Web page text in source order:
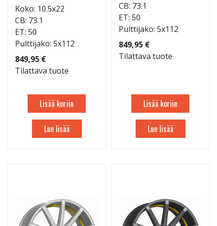
Koko: 10.5x22
CB: 73.1
ET: 50
Pulttijako: 5x112
849,95 €
Tilattava tuote
Lisää koriin
Lue lisää
CB: 73.1
ET: 50
Pulttijako: 5x112
849,95 €
Tilattava tuote
Lisää koriin
Lue lisää